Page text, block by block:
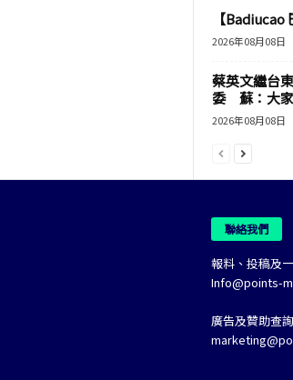
【Badiucao
2026年08月08日
蔡英文繼台
委 蘇：大家
2026年08月08日
聯絡我們
報料、投稿及
Info@points-
廣告及贊助查